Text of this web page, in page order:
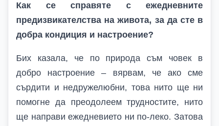
Как се справяте с ежедневните
предизвикателства на живота, за да сте в
добра кондиция и настроение?
Бих казала, че по природа съм човек в
добро настроение – вярвам, че ако сме
сърдити и недружелюбни, това нито ще ни
помогне да преодолеем трудностите, нито
ще направи ежедневието ни по-леко. Затова